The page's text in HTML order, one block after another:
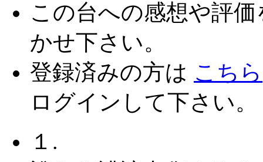
この台への感想や評価
かせ下さい。
登録済みの方は こちら
ログインして下さい。
１.